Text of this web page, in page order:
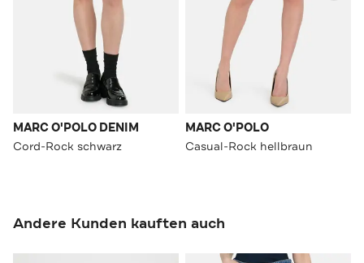
MARC O'POLO DENIM
Cord-Rock schwarz
MARC O'POLO
Casual-Rock hellbraun
Andere Kunden kauften auch